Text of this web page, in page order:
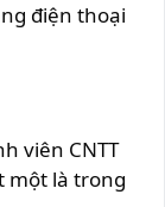
điện thoại
viên CNTT
một là trong